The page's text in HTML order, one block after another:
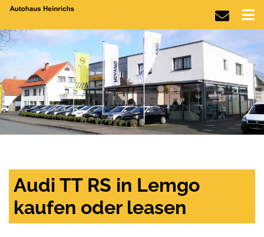
Audi TT RS in Lemgo
kaufen oder leasen